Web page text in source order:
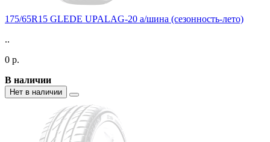
175/65R15 GLEDE UPALAG-20 а/шина (сезонность-лето)
..
0 р.
В наличии
Нет в наличии